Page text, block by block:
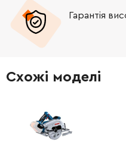
Гарантія
Схожі моделі